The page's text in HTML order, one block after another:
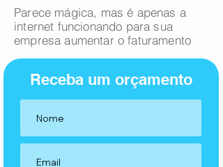
Parece mágica, mas é apenas a
internet funcionando para sua
empresa aumentar o faturamento
Receba um orçamento